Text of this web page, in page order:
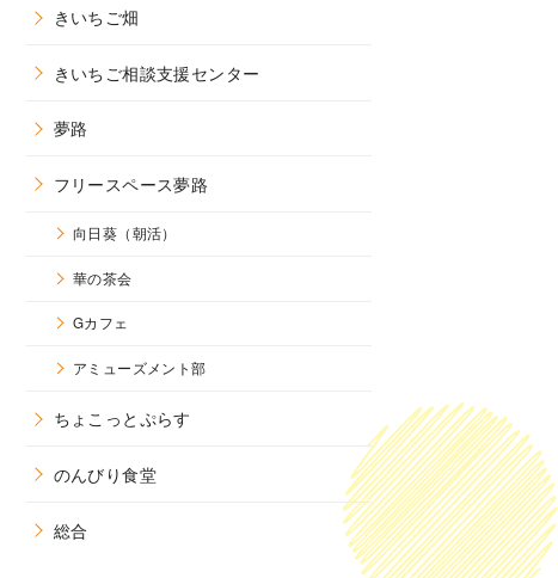
きいちご畑
きいちご相談支援センター
夢路
フリースペース夢路
向日葵（朝活）
華の茶会
Gカフェ
アミューズメント部
ちょこっとぷらす
のんびり食堂
総合